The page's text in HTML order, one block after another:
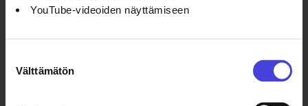
YouTube-videoiden näyttämiseen
valinta
Välttämätön